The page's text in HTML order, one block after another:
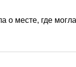
месте, где